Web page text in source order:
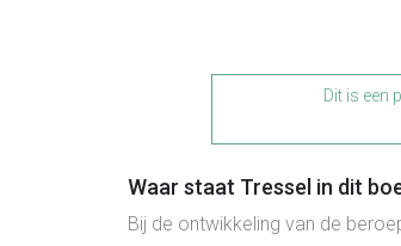
Dit is een
Waar staat Tressel in dit
Bij de ontwikkeling van de